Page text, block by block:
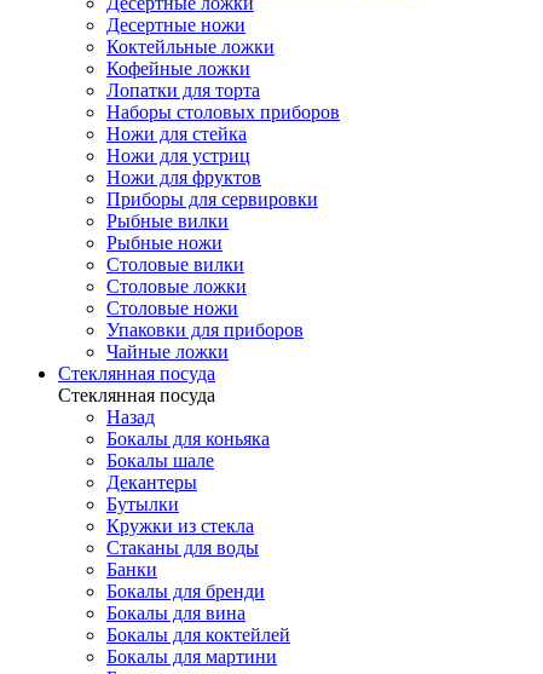
Десертные ножи
Коктейльные ложки
Кофейные ложки
Лопатки для торта
Наборы столовых приборов
Ножи для стейка
Ножи для устриц
Ножи для фруктов
Приборы для сервировки
Рыбные вилки
Рыбные ножи
Столовые вилки
Столовые ложки
Столовые ножи
Упаковки для приборов
Чайные ложки
Стеклянная посуда
Стеклянная посуда
Назад
Бокалы для коньяка
Бокалы шале
Декантеры
Бутылки
Кружки из стекла
Стаканы для воды
Банки
Бокалы для бренди
Бокалы для вина
Бокалы для коктейлей
Бокалы для мартини